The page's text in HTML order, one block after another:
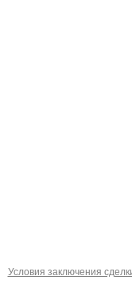
Условия заключения